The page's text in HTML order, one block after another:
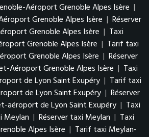
Aéroport Grenoble Alpes Isère |
Grenoble Alpes Isère | Réserver
Grenoble Alpes Isère | Taxi
Grenoble Alpes Isère | Tarif taxi
Grenoble Alpes Isère | Réserver
Aéroport Grenoble Alpes Isère | Taxi
de Lyon Saint Exupéry | Tarif taxi
de Lyon Saint Exupéry | Réserver
aéroport de Lyon Saint Exupéry | Taxi
Meylan | Réserver taxi Meylan | Taxi
Alpes Isère | Tarif taxi Meylan-